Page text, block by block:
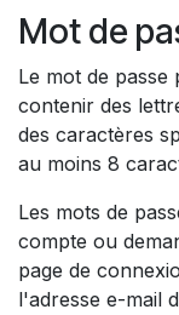
Mot de
Le mot de passe
contenir des
des caractères
au moins 8
Les mots de
compte ou
page de
l'adresse e-mail